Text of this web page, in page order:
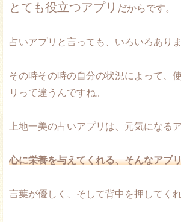
とても役立つアプリ だからです。
占いアプリと言っても、いろいろありま
その時その時の自分の状況によって、
リって違うんですね。
上地一美の占いアプリは、元気になる
心に栄養を与えてくれる、そんなアプ
言葉が優しく、そして背中を押してくれ